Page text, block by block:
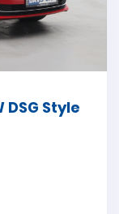
DSG Style